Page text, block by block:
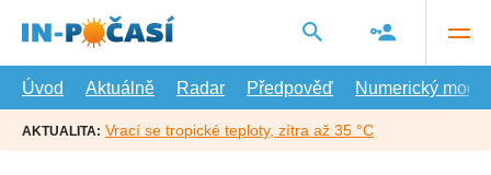
hlavní
Úvod
Aktuálně Radar Předpověď Numerický model
AKTUALITA: Vrací se tropické teploty, zítra až 35 °C